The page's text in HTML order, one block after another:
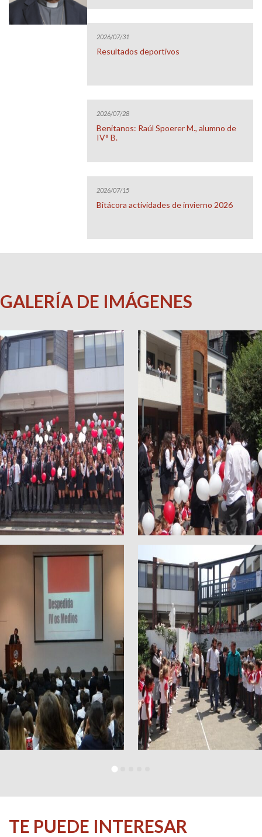
2026/07/31
Resultados deportivos
2026/07/28
Benitanos: Raúl Spoerer M., alumno de
IV° B.
2026/07/15
Bitácora actividades de invierno 2026
GALERÍA DE IMÁGENES
TE PUEDE INTERESAR